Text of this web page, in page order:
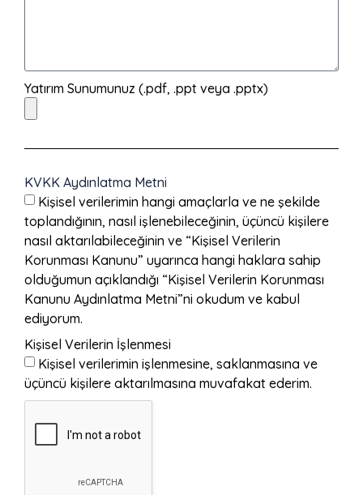
Yatırım Sunumunuz (.pdf, .ppt veya .pptx)
KVKK Aydınlatma Metni
Kişisel verilerimin hangi amaçlarla ve ne şekilde
toplandığının, nasıl işlenebileceğinin, üçüncü kişilere
nasıl aktarılabileceğinin ve “Kişisel Verilerin
Korunması Kanunu” uyarınca hangi haklara sahip
olduğumun açıklandığı “Kişisel Verilerin Korunması
Kanunu Aydınlatma Metni”ni okudum ve kabul
ediyorum.
Kişisel Verilerin İşlenmesi
Kişisel verilerimin işlenmesine, saklanmasına ve
üçüncü kişilere aktarılmasına muvafakat ederim.